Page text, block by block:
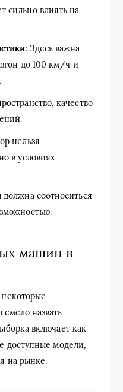
сильно влиять на
Здесь важна
до 100 км/ч и
качество
нельзя
в условиях
соотноситься
машин в
назвать
включает как
доступные модели,
на рынке.